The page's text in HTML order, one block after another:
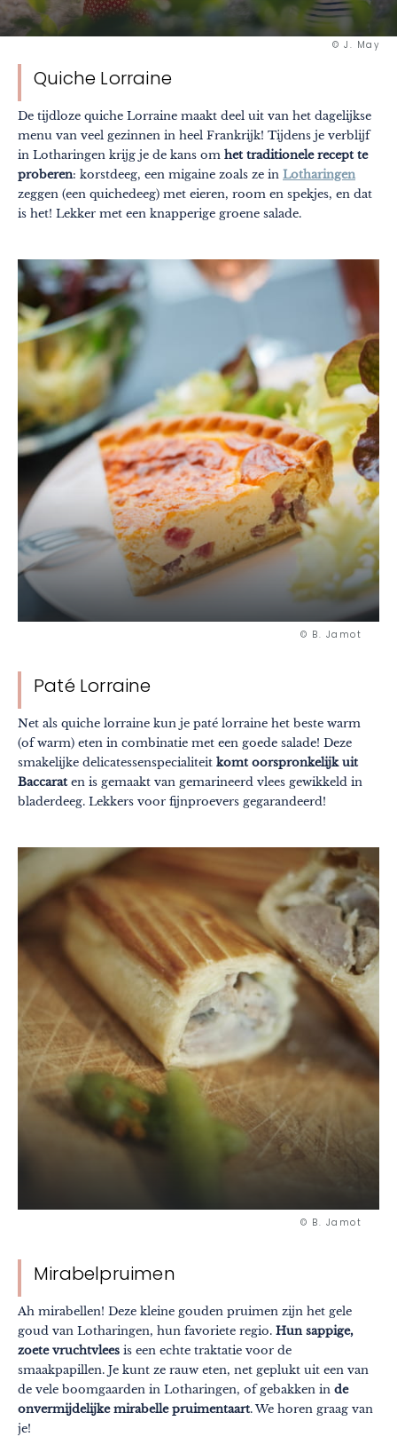
Thema's
#EstSideStory
Zomer
Met het hele gezin
Met zijn tweetjes
In de bergen
In de stad
Origineel
Gastronomie
Cultuur & erfgoed
Ambachten
Verantwoord reizen
© J. May
Quiche Lorraine
De tijdloze quiche Lorraine maakt deel uit van het dagelijkse
menu van veel gezinnen in heel Frankrijk! Tijdens je verblijf
in Lotharingen krijg je de kans om het traditionele recept te
proberen: korstdeeg, een migaine zoals ze in Lotharingen
zeggen (een quichedeeg) met eieren, room en spekjes, en dat
is het! Lekker met een knapperige groene salade.
© B. Jamot
Paté Lorraine
Net als quiche lorraine kun je paté lorraine het beste warm
(of warm) eten in combinatie met een goede salade! Deze
smakelijke delicatessenspecialiteit komt oorspronkelijk uit
Baccaraten is gemaakt van gemarineerd vlees gewikkeld in
bladerdeeg. Lekkers voor fijnproevers gegarandeerd!
© B. Jamot
Mirabelpruimen
Ah mirabellen! Deze kleine gouden pruimen zijn het gele
goud van Lotharingen, hun favoriete regio. Hun sappige,
zoete vruchtvlees is een echte traktatie voor de
smaakpapillen. Je kunt ze rauw eten, net geplukt uit een van
de vele boomgaarden in Lotharingen, of gebakken in de
onvermijdelijke mirabelle pruimentaart. We horen graag van
je!